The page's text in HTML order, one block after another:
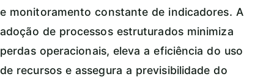
e monitoramento constante de indicadores. A
adoção de processos estruturados minimiza
perdas operacionais, eleva a eficiência do uso
de recursos e assegura a previsibilidade do